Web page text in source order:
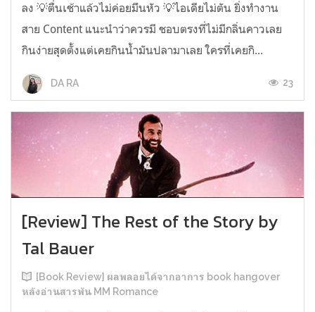
ลง 💡ตื่นเช้าแล้วไม่ค่อยมึนหัว 💡ไอเดียไม่ตัน ยิ่งทำงาน
สาย Content แนะนำว่าควรมี ชอบตรงที่ไม่มีกลิ่นคาวเลย
กินง่ายสุดตั้งแต่เคยกินน้ำมันปลามาเลย ใครที่เคยกิ...
DA RA 23
[Review] The Rest of the Story by
Tal Bauer
[Book Review] ผลพลอยได้จากอาการ book hangover
หลังอ่านสารพัน MM Romance